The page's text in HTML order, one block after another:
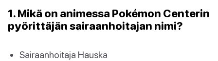
1. Mikä on animessa Pokémon Centerin
pyörittäjän sairaanhoitajan nimi?
Sairaanhoitaja Hauska